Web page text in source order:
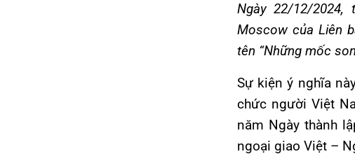
Ngày 22/12/2024,
Moscow của Liên
tên “Những mốc
Sự kiện ý nghĩa
chức người Việt
năm Ngày thành
ngoại giao Việt –